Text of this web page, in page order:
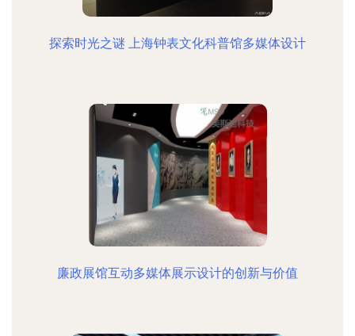
探索时光之谜 上海钟表文化科普馆多媒体设计
廉政展馆互动多媒体展示设计的创新与价值